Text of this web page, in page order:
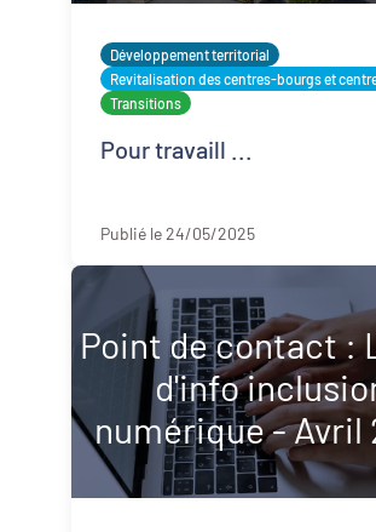
Développement territorial
Revitalisation des centres-bourgs et
Transitions
Publié le 24/05/2025
Point de contact :
d'info
numérique - Avril